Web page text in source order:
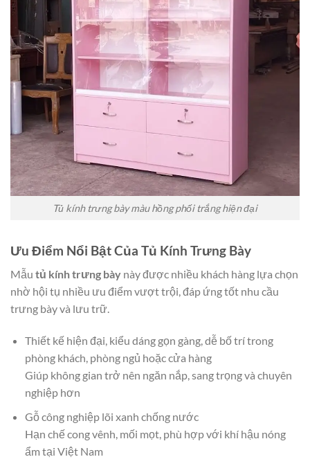
Tủ kính trưng bày màu hồng phối trắng hiện đại
Ưu Điểm Nổi Bật Của Tủ Kính Trưng Bày
Mẫu tủ kính trưng bày này được nhiều khách hàng lựa chọn
nhờ hội tụ nhiều ưu điểm vượt trội, đáp ứng tốt nhu cầu
trưng bày và lưu trữ.
Thiết kế hiện đại, kiểu dáng gọn gàng, dễ bố trí trong
phòng khách, phòng ngủ hoặc cửa hàng
Giúp không gian trở nên ngăn nắp, sang trọng và chuyên
nghiệp hơn
Gỗ công nghiệp lõi xanh chống nước
Hạn chế cong vênh, mối mọt, phù hợp với khí hậu nóng
ẩm tại Việt Nam